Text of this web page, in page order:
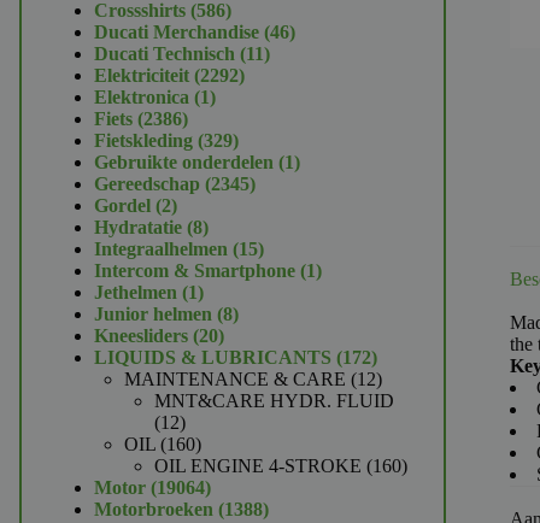
the
Crossshirts 586586
producten
Ducati Merchandise 4646
Ducati Technisch 1111
Elektriciteit 22922292
Elektronica 11
Fiets 23862386
producten
Fietskleding 329329
producten
Gebruikte onderdelen 11
Gereedschap 23452345
Gordel 22
producten
Hydratatie 88
producten
Integraalhelmen 1515
producten
Intercom & Smartphone 11
Jethelmen 11
product
Junior helmen 88
Kneesliders 2020
producten
LIQUIDS & LUBRICANTS 172172
producten
MAINTENANCE & CARE 1212
producten
MNT&CARE HYDR. FLUID
1212
producten
OIL 160160
producten
OIL ENGINE 4-STROKE 160160
Motor 1906419064
producten
Motorbroeken 13881388